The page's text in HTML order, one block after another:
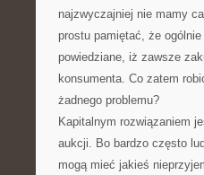
najzwyczajniej nie mamy
prostu pamiętać, że
powiedziane, iż zawsze
konsumenta. Co zatem
żadnego problemu?
Kapitalnym rozwiązaniem
aukcji. Bo bardzo często
mogą mieć jakieś